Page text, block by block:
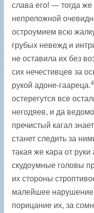
слава его! — тогда
непреложной
остроумием всю
грубых невежд и
не оставила их без
сих нечестивцев за
рукой адоне-гаареца.4
остерегутся все
негодяев, и да
пречистый кагал
станет следить за
такая же кара от
скудоумные головы
их стороны
малейшее нарушение
порицание их, за